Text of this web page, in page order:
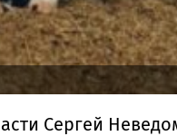
Сергей